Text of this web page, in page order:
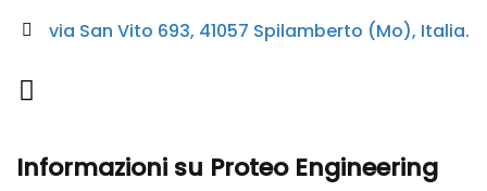
via San Vito 693, 41057 Spilamberto (Mo), Italia.
Informazioni su Proteo Engineering